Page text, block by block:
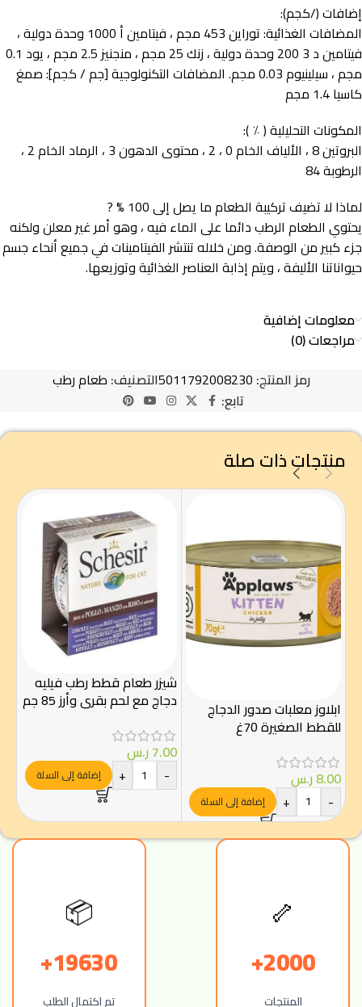
إضافات (/كجم):
المضافات الغذائية: توراين 453 مجم ، فيتامين أ 1000 وحدة دولية ،
فيتامين د 3 200 وحدة دولية ، زنك 25 مجم ، منجنيز 2.5 مجم ، يود 0.1
مجم ، سيلينيوم 0.03 مجم. المضافات التكنولوجية [جم / كجم]: صمغ
كاسيا 1.4 مجم
المكونات التحليلية ( ٪ ):
البروتين 8 ، الألياف الخام 0 ، 2 ، محتوى الدهون 3 ، الرماد الخام 2 ،
الرطوبة 84
لماذا لا تضيف تركيبة الطعام ما يصل إلى 100 % ?
يحتوي الطعام الرطب دائما على الماء فيه ، وهو أمر غير معلن ولكنه
جزء كبير من الوصفة. ومن خلاله تنتشر الفيتامينات في جميع أنحاء جسم
حيواناتنا الأليفة ، ويتم إذابة العناصر الغذائية وتوزيعها.
معلومات إضافية
مراجعات (0)
رمز المنتج: 5011792008230التصنيف: طعام رطب
تابع:
منتجات ذات صلة
ابلاوز معلبات صدور الدجاج
للقطط الصغيرة 70غ
8.00ر.س
-
+ إضافة إلى السلة
شيزر طعام قطط رطب فيليه
دجاج مع لحم بقري وأرز 85 جم
7.00ر.س
-
+ إضافة إلى السلة
🦴
2000+
المنتجات
📦
19630+
تم اكتمال الطلب